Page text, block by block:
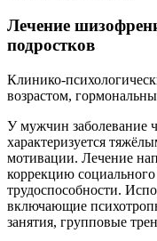
Лечение
подростков
Клинико-
возрастом,
У мужчин заболевание
характеризуется
мотивации. Лечение
коррекцию
трудоспособности.
включающие
занятия, групповые